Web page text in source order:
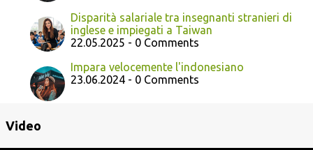
Disparità salariale tra insegnanti stranieri di
inglese e impiegati a Taiwan
22.05.2025 - 0 Comments
Impara velocemente l'indonesiano
23.06.2024 - 0 Comments
Video